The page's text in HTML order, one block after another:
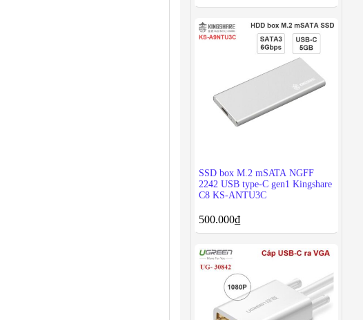
SSD box M.2 mSATA NGFF
2242 USB type-C gen1 Kingshare
C8 KS-ANTU3C
500.000₫